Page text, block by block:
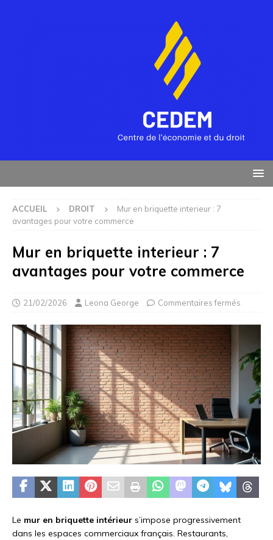
ACCUEIL DROIT
Mur en briquette interieur : 7
avantages pour votre commerce
Mur en briquette interieur : 7
avantages pour votre commerce
21/02/2026 Leona George Commentaires fermés
Le mur en briquette intérieur s’impose progressivement
dans les espaces commerciaux français. Restaurants,